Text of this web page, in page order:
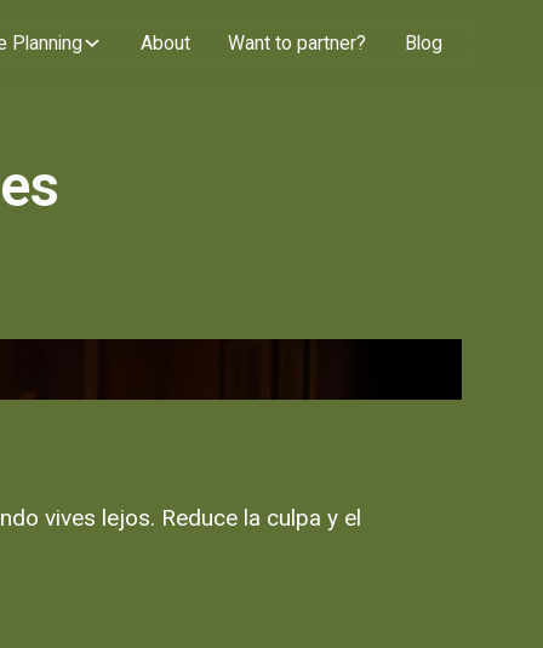
Planning About Want to partner? Blog
vives lejos. Reduce la culpa y el